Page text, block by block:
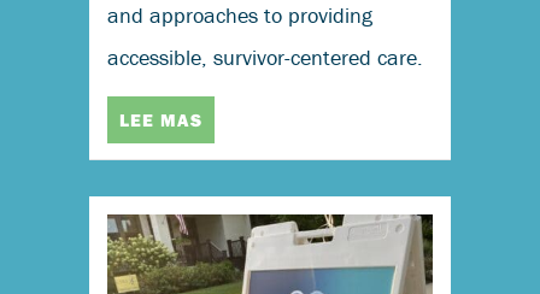
and approaches to providing
accessible, survivor-centered care.
LEE MAS